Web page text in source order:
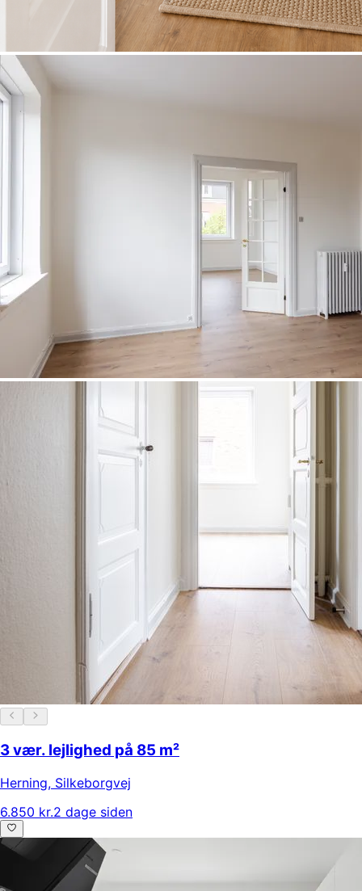
3 vær. lejlighed på 85 m²
Herning, Silkeborgvej
6.850 kr.2 dage siden